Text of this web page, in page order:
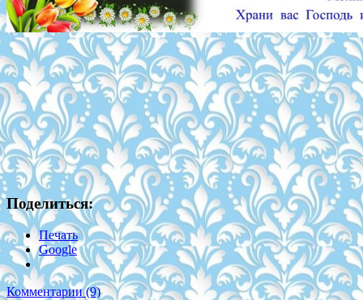
Поделиться:
Печать
Google
Комментарии (9)